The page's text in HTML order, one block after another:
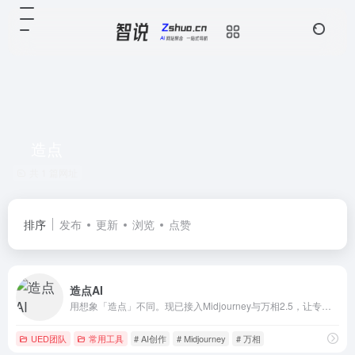
排序 发布 更新 浏览 点赞
造点AI
UED团队 常用工具 # AI创作 # Midjourney # 万相